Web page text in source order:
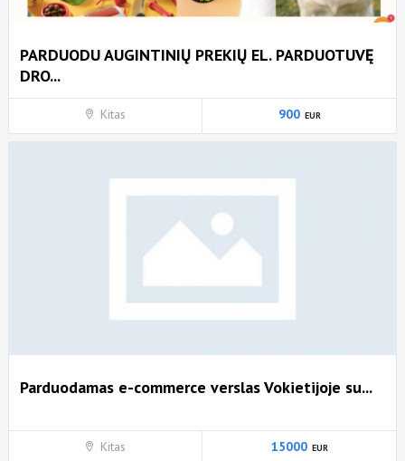
PARDUODU AUGINTINIŲ PREKIŲ EL. PARDUOTUVĘ
DRO...
Kitas 900
Parduodamas e-commerce verslas Vokietijoje su...
Kitas 15000